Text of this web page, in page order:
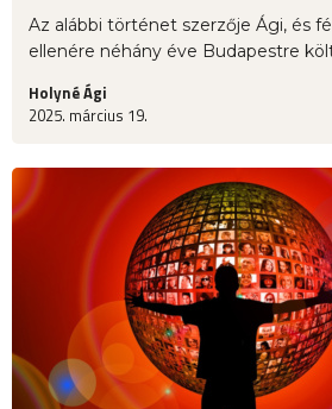
Az alábbi történet szerzője Ági, és
ellenére néhány éve Budapestre
Holyné Ági
2025. március 19.